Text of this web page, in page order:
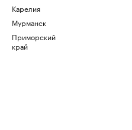
Карелия
Мурманск
Приморский
край